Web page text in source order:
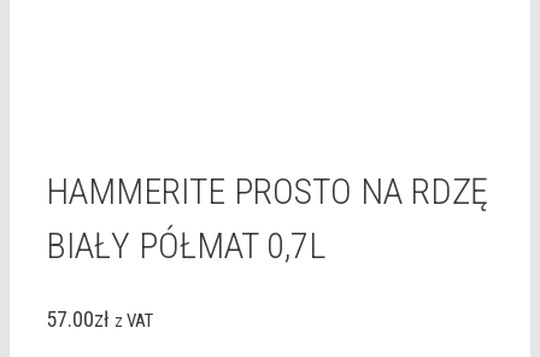
HAMMERITE PROSTO NA RDZĘ
BIAŁY PÓŁMAT 0,7L
57.00zł z VAT